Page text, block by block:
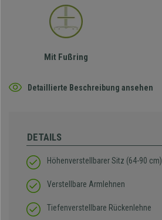
Mit Fußring
Detaillierte Beschreibung ansehen
DETAILS
Höhenverstellbarer Sitz (64-90 cm)
Verstellbare Armlehnen
Tiefenverstellbare Rückenlehne